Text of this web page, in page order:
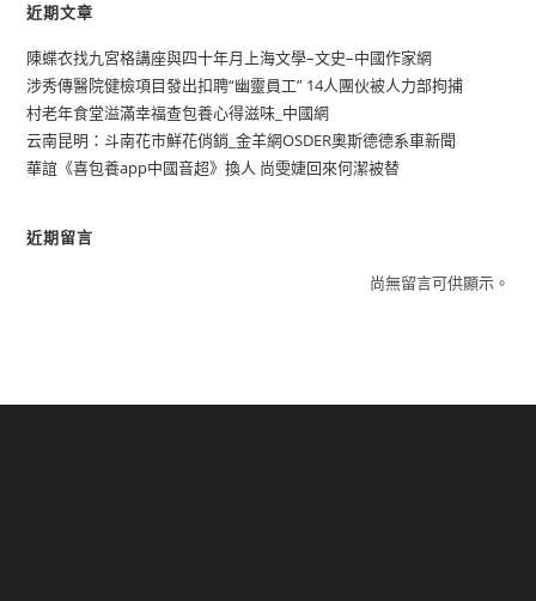
近期文章
陳蝶衣找九宮格講座與四十年月上海文學–文史–中國作家網
涉秀傳醫院健檢項目發出扣聘“幽靈員工” 14人團伙被人力部拘捕
村老年食堂溢滿幸福查包養心得滋味_中國網
云南昆明：斗南花市鮮花俏銷_金羊網OSDER奧斯德德系車新聞
華誼《喜包養app中國音超》換人 尚雯婕回來何潔被替
近期留言
尚無留言可供顯示。